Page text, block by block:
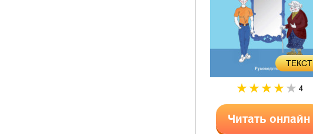
ТЕКСТ
4
Читать онлайн